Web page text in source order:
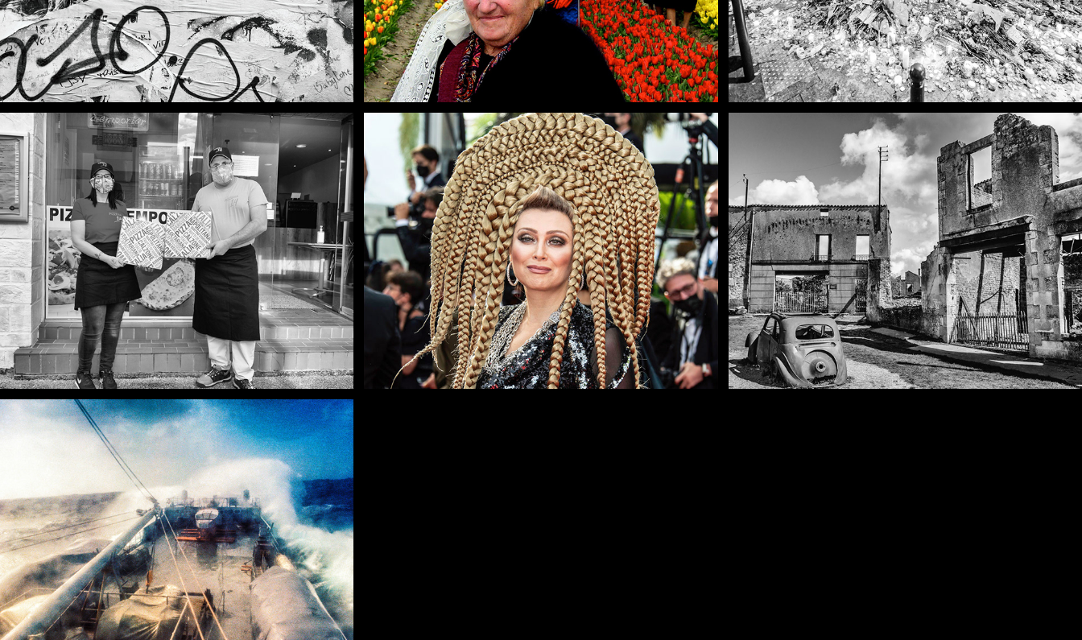
VAGUE 1 DE COVID À
LOCTUDY
LES COIFFURES D'ELENA
ORADOUR-SUR-GLANE, 71
ANS APRÈS
GALERIES A VENIR...